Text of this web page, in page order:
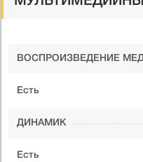
ВОСПРОИЗВЕДЕНИЕ
Есть
ДИНАМИК
Есть